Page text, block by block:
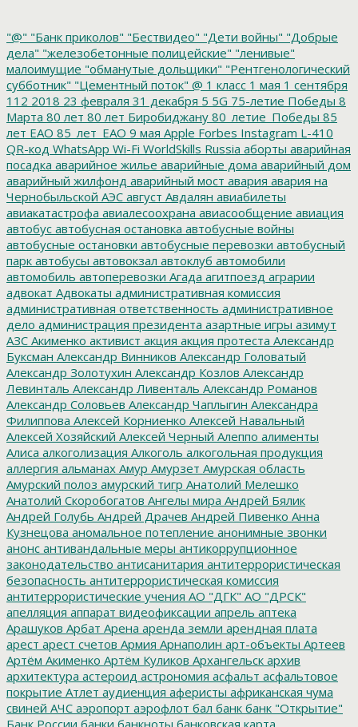
"@" "Банк приколов" "Бествидео" "Дети войны" "Добрые
дела" "железобетонные полицейские" "ленивые"
малоимущие "обманутые дольщики" "Рентгенологический
субботник" "Цементный поток" @ 1 класс 1 мая 1 сентября
112 2018 23 февраля 31 декабря 5 5G 75-летие Победы 8
Марта 80 лет 80 лет Биробиджану 80_летие_Победы 85
лет ЕАО 85_лет_ЕАО 9 мая Apple Forbes Instagram L-410
QR-код WhatsApp Wi-Fi WorldSkills Russia аборты аварийная
посадка аварийное жилье аварийные дома аварийный дом
аварийный жилфонд аварийный мост авария авария на
Чернобыльской АЭС август Авдалян авиабилеты
авиакатастрофа авиалесоохрана авиасообщение авиация
автобус автобусная остановка автобусные войны
автобусные остановки автобусные перевозки автобусный
парк автобусы автовокзал автоклуб автомобили
автомобиль автоперевозки Агада агитпоезд аграрии
адвокат Адвокаты административная комиссия
административная ответственность административное
дело администрация президента азартные игры азимут
АЗС Акименко активист акция акция протеста Александр
Буксман Александр Винников Александр Головатый
Александр Золотухин Александр Козлов Александр
Левинталь Александр Ливенталь Александр Романов
Александр Соловьев Александр Чаплыгин Александра
Филиппова Алексей Корниенко Алексей Навальный
Алексей Хозяйский Алексей Черный Алеппо алименты
Алиса алкоголизация Алкоголь алкогольная продукция
аллергия альманах Амур Амурзет Амурская область
Амурский полоз амурский тигр Анатолий Мелешко
Анатолий Скоробогатов Ангелы мира Андрей Бялик
Андрей Голубь Андрей Драчев Андрей Пивенко Анна
Кузнецова аномальное потепление анонимные звонки
анонс антивандальные меры антикоррупционное
законодательство антисанитария антитеррористическая
безопасность антитеррористическая комиссия
антитеррористические учения АО "ДГК" АО "ДРСК"
апелляция аппарат видеофиксации апрель аптека
Арашуков Арбат Арена аренда земли арендная плата
арест арест счетов Армия Арнаполин арт-объекты Артеев
Артём Акименко Артём Куликов Архангельск архив
архитектура астероид астрономия асфальт асфальтовое
покрытие Атлет аудиенция аферисты африканская чума
свиней АЧС аэропорт аэрофлот бал банк банк "Открытие"
Банк России банки банкноты банковская карта